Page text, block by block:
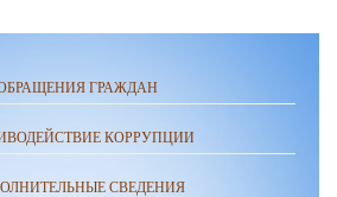
ГРАЖДАН
КОРРУПЦИИ
СВЕДЕНИЯ